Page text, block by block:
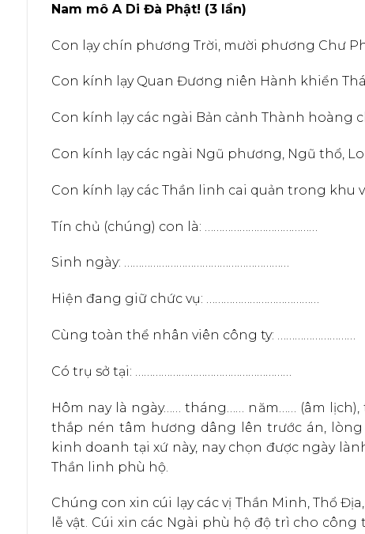
Nam mô A Di Đà Phật! (3 lần)
Con lạy chín phương Trời, mười phương Chư
Con kính lạy Quan Đương niên Hành khiển
Con kính lạy các ngài Bản cảnh Thành hoàng
Con kính lạy các ngài Ngũ phương, Ngũ thổ,
Con kính lạy các Thần linh cai quản trong khu
Tín chủ (chúng) con là: …………………………………
Sinh ngày: …………………………………………………
Hiện đang giữ chức vụ: …………………………………
Cùng toàn thể nhân viên công ty: ………………………
Có trụ sở tại: ………………………………………………
Hôm nay là ngày…… tháng…… năm…… (âm
thắp nén tâm hương dâng lên trước án,
kinh doanh tại xứ này, nay chọn được ngày
Thần linh phù hộ.
Chúng con xin cúi lạy các vị Thần Minh, Thổ
lễ vật. Cúi xin các Ngài phù hộ độ trì cho